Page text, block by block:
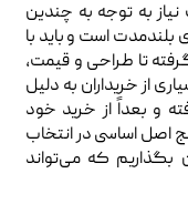
به توجه به چندین
است و باید با
تا طراحی و قیمت،
از خریداران به دلیل
و بعداً از خرید خود
اصل اساسی در انتخاب
بگذاریم که می‌تواند